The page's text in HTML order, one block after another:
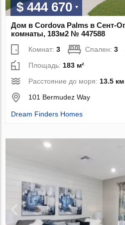
$ 444 670
Дом в Cordova Palms в Сент-
комнаты, 183м2 № 447588
Комнат:3 Спален:3
Площадь: 183 м²
Расстояние до моря: 13.5 км
101 Bermudez Way
Dream Finders Homes